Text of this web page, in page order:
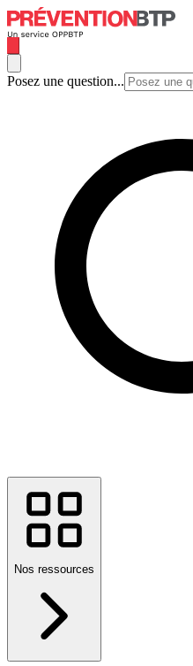
Posez une question...
Nos ressources